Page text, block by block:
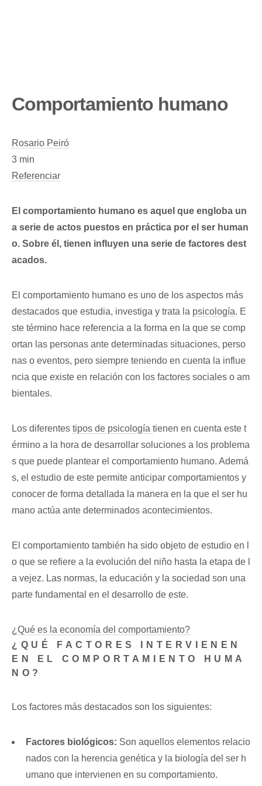
Comportamiento humano
Rosario Peiró
3 min
Referenciar
El comportamiento humano es aquel que engloba un
a serie de actos puestos en práctica por el ser human
o. Sobre él, tienen influyen una serie de factores dest
acados.
El comportamiento humano es uno de los aspectos más
destacados que estudia, investiga y trata la psicología. E
ste término hace referencia a la forma en la que se comp
ortan las personas ante determinadas situaciones, perso
nas o eventos, pero siempre teniendo en cuenta la influe
ncia que existe en relación con los factores sociales o am
bientales.
Los diferentes tipos de psicología tienen en cuenta este t
érmino a la hora de desarrollar soluciones a los problema
s que puede plantear el comportamiento humano. Ademá
s, el estudio de este permite anticipar comportamientos y
conocer de forma detallada la manera en la que el ser hu
mano actúa ante determinados acontecimientos.
El comportamiento también ha sido objeto de estudio en l
o que se refiere a la evolución del niño hasta la etapa de l
a vejez. Las normas, la educación y la sociedad son una
parte fundamental en el desarrollo de este.
¿Qué es la economía del comportamiento?
¿QUÉ FACTORES INTERVIENEN
EN EL COMPORTAMIENTO HUMA
NO?
Los factores más destacados son los siguientes:
Factores biológicos: Son aquellos elementos relacio
nados con la herencia genética y la biología del ser h
umano que intervienen en su comportamiento.